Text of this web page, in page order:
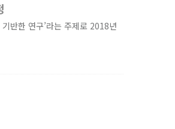
반한 연구’라는 주제로 2018년